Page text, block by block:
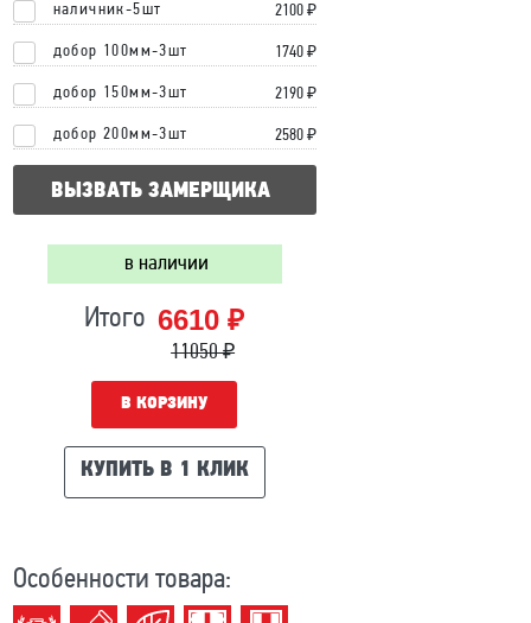
наличник-5шт 2100 ₽
добор 100мм-3шт 1740 ₽
добор 150мм-3шт 2190 ₽
добор 200мм-3шт 2580 ₽
ВЫЗВАТЬ ЗАМЕРЩИКА
в наличии
Итого 6610 ₽
11050 ₽
В КОРЗИНУ
КУПИТЬ В 1 КЛИК
Особенности товара: